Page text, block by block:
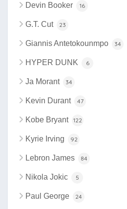
Devin Booker 16
G.T. Cut 23
Giannis Antetokounmpo 34
HYPER DUNK 6
Ja Morant 34
Kevin Durant 47
Kobe Bryant 122
Kyrie Irving 92
Lebron James 84
Nikola Jokic 5
Paul George 24